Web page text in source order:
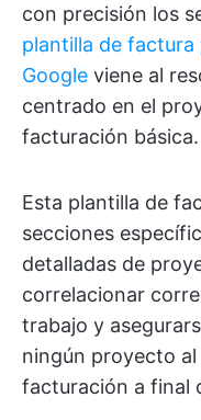
con precisión los
plantilla de factura
Google viene al
centrado en el
facturación básica.
Esta plantilla de
secciones
detalladas de
correlacionar
trabajo y
ningún proyecto
facturación a final